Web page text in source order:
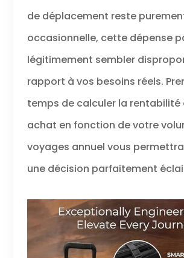
de déplacement reste
occasionnelle, cette dépense
légitimement sembler
rapport à vos besoins réels.
temps de calculer la rentabilité
achat en fonction de votre
voyages annuel vous
une décision parfaitement